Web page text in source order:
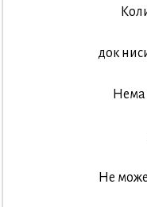
док
Нема
Не